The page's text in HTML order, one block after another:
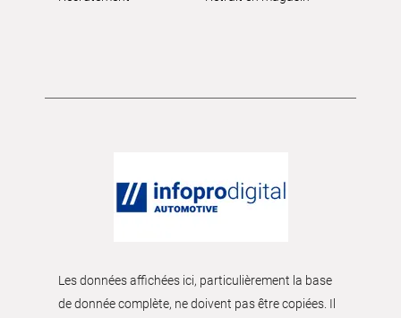
Les données affichées ici, particulièrement la base
de donnée complète, ne doivent pas être copiées. Il